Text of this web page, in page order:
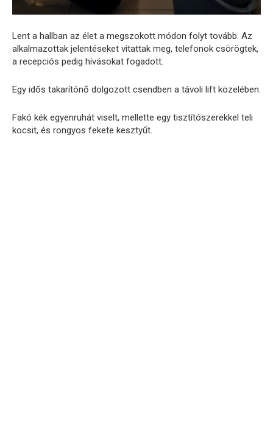
Lent a hallban az élet a megszokott módon folyt tovább. Az
alkalmazottak jelentéseket vitattak meg, telefonok csörögtek,
a recepciós pedig hívásokat fogadott.
Egy idős takarítónő dolgozott csendben a távoli lift közelében.
Fakó kék egyenruhát viselt, mellette egy tisztítószerekkel teli
kocsit, és rongyos fekete kesztyűt.